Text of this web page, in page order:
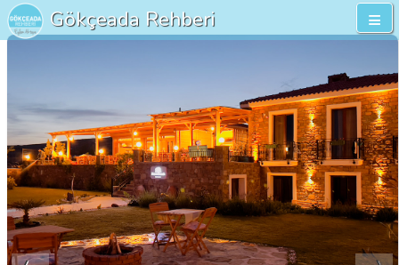
Gökçeada Rehberi